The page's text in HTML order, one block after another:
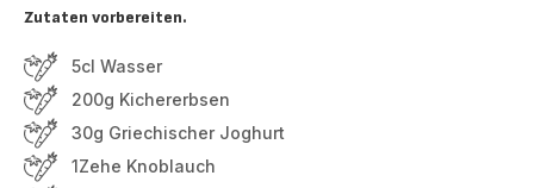
Zutaten vorbereiten.
5cl Wasser
200g Kichererbsen
30g Griechischer Joghurt
1Zehe Knoblauch